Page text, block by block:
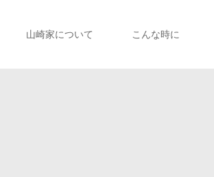
山崎家について こんな時に